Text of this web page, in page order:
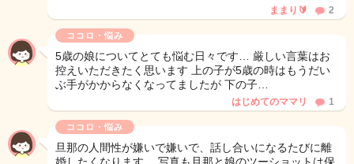
ままり🔰 2
ココロ・悩み
5歳の娘についてとても悩む日々です… 厳しい言葉はお
控えいただきたく思います 上の子が5歳の時はもうだい
ぶ手がかからなくなってましたが 下の子…
はじめてのママリ 1
ココロ・悩み
旦那の人間性が嫌いで嫌いで、話し合いになるたびに離